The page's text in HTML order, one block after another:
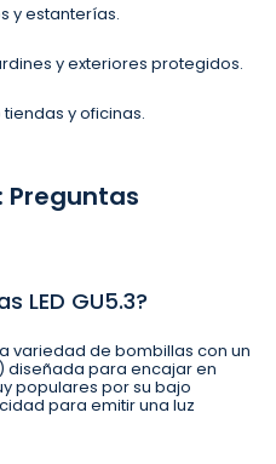
y estanterías.
y exteriores protegidos.
y oficinas.
Preguntas
LED GU5.3?
variedad de bombillas con un
diseñada para encajar en
populares por su bajo
para emitir una luz